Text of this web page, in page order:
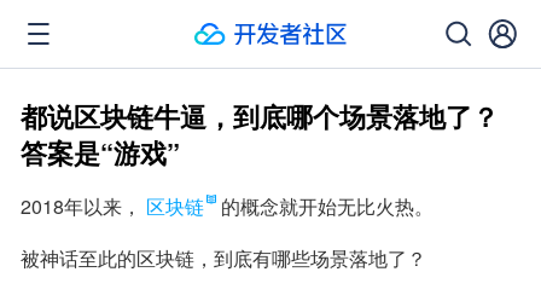
都说区块链牛逼，到底哪个场景落地了？
答案是“游戏”
2018年以来， 区块链
的概念就开始无比火热。
被神话至此的区块链，到底有哪些场景落地了？